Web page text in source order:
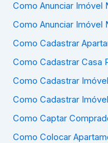
Como Anunciar Imóvel
Como Anunciar Imóvel
Como Cadastrar
Como Cadastrar Casa
Como Cadastrar
Como Cadastrar
Como Captar
Como Colocar